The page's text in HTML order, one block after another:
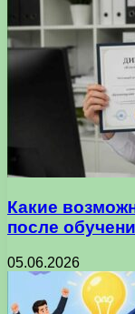
Какие
после
05.06.2026